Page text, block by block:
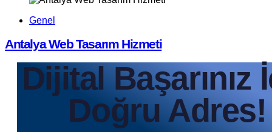
Genel
Antalya Web Tasarım Hizmeti
Dijital Başarınız
Doğru Adres!